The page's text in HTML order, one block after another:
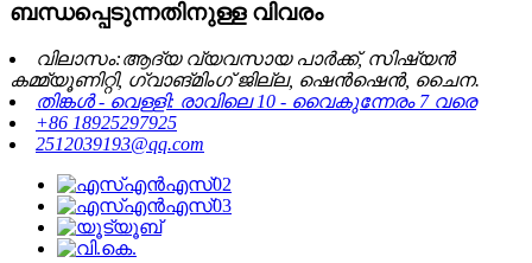
ബന്ധപ്പെടുന്നതിനുള്ള വിവരം
വിലാസം:ആദ്യ വ്യവസായ പാർക്ക്, സിഷ്യൻ
കമ്മ്യൂണിറ്റി, ഗ്വാങ്മിംഗ് ജില്ല, ഷെൻ‌ഷെൻ, ചൈന.
തിങ്കൾ - വെള്ളി: രാവിലെ 10 - വൈകുന്നേരം 7 വരെ
+86 18925297925
2512039193@qq.com